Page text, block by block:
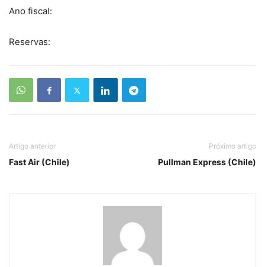
Ano fiscal:
Reservas:
Artigo anterior
Fast Air (Chile)
Próximo artigo
Pullman Express (Chile)